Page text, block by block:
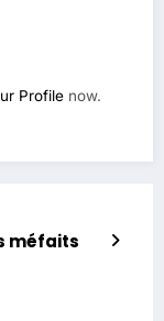
Profile now.
méfaits